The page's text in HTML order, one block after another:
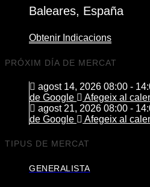
Baleares, España
Obtenir Indicacions
PRÓXIM DÍA DE MERCAT
agost 14, 2026 08:00 -
de Google
Afegeix al
agost 21, 2026 08:00 -
de Google
Afegeix al
TIPUS DE MERCAT
GENERALISTA